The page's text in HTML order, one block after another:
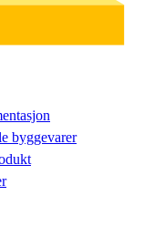
byggevarer